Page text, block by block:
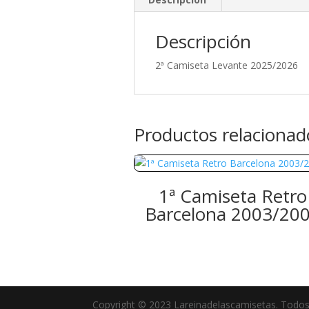
Descripción
2ª Camiseta Levante 2025/2026
Productos
1ª Camiseta Retro
Barcelona 2003/
Copyright © 2023 Lareinadelascamisetas.